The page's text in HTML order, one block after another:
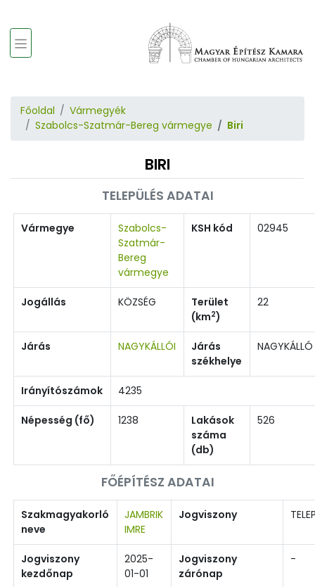
Főoldal
Vármegyék
Szabolcs-Szatmár-Bereg vármegye
Biri
BIRI
TELEPÜLÉS ADATAI
Vármegye
Szabolcs-
Szatmár-
Bereg
vármegye
KSH kód 02945
Jogállás KÖZSÉG
Terület
(km2)
22
Járás NAGYKÁLLÓI
Járás
székhelye
NAGYKÁLLÓ
Irányítószámok 4235
Népesség (fő) 1238
Lakások
száma
(db)
526
FŐÉPÍTÉSZ ADATAI
Szakmagyakorló
neve
JAMBRIK
IMRE
Jogviszony
Jogviszony
kezdőnap
2025-
01-01
Jogviszony
zárónap
-